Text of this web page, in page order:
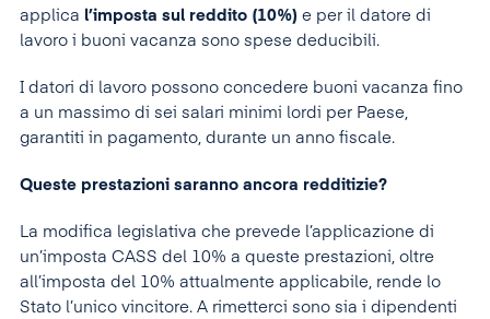
applica l’imposta sul reddito (10%) e per il datore di
lavoro i buoni vacanza sono spese deducibili.
I datori di lavoro possono concedere buoni vacanza fino
a un massimo di sei salari minimi lordi per Paese,
garantiti in pagamento, durante un anno fiscale.
Queste prestazioni saranno ancora redditizie?
La modifica legislativa che prevede l’applicazione di
un’imposta CASS del 10% a queste prestazioni, oltre
all’imposta del 10% attualmente applicabile, rende lo
Stato l’unico vincitore. A rimetterci sono sia i dipendenti